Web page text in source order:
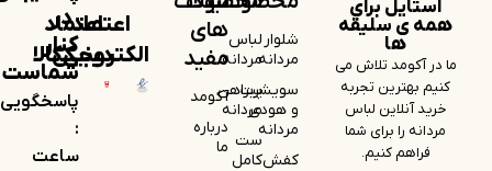
استایل برای
همه ی سلیقه
ها
ما در آکومد تلاش می
کنیم بهترین تجربه
خرید آنلاین لباس
مردانه را برای شما
فراهم کنیم.
شلوار
مردانه
سویشرت
و هودی
مردانه
کفش
لباس
مردانه
پیراهن
مردانه
ست
کامل
های
مفید
آکومد
درباره
ما
اعتماد
الکترونیکی
اعتماد
دیجی‌کالا
در
کنار
شماست
پاسخگویی
:
ساعت